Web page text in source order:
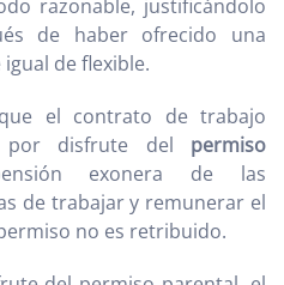
razonable, justificándolo
de haber ofrecido una
de flexible.
el contrato de trabajo
por disfrute del permiso
exonera de las
de trabajar y remunerar el
no es retribuido.